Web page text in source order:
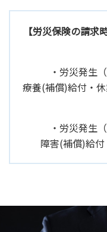
【労災保険の請
・労災発生
療養(補償)給付・
・労災発生
障害(補償)給